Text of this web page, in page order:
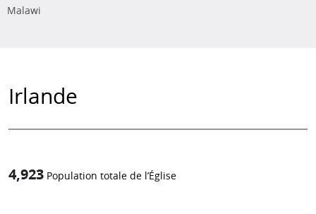
Malawi
Irlande
4,923 Population totale de l’Église